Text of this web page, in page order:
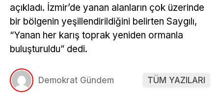
açıkladı. İzmir’de yanan alanların çok üzerinde
bir bölgenin yeşillendirildiğini belirten Saygılı,
“Yanan her karış toprak yeniden ormanla
buluşturuldu” dedi.
Demokrat Gündem TÜM YAZILARI